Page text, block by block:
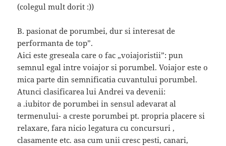
(colegul mult dorit :))
B. pasionat de porumbei, dur si interesat de
performanta de top”.
Aici este greseala care o fac „voiajoristii”: pun
semnul egal intre voiajor si porumbel. Voiajor este o
mica parte din semnificatia cuvantului porumbel.
Atunci clasificarea lui Andrei va devenii:
a .iubitor de porumbei in sensul adevarat al
termenului- a creste porumbei pt. propria placere si
relaxare, fara nicio legatura cu concursuri ,
clasamente etc. asa cum unii cresc pesti, canari,